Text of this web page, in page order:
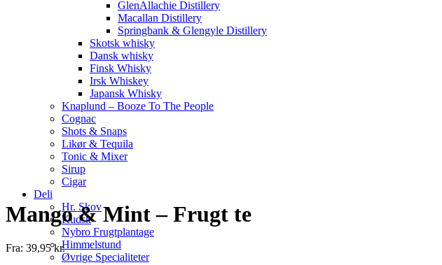
GlenAllachie Distillery
Macallan Distillery
Springbank & Glengyle Distillery
Skotsk whisky
Dansk whisky
Finsk Whisky
Irsk Whiskey
Japansk Whisky
Knaplund – Booze To The People
Cognac
Shots & Snaps
Likør & Tequila
Tonic & Mixer
Sirup
Cigar
Deli
Hr. Skov
Kudsk
Nybro Frugtplantage
Himmelstund
Øvrige Specialiteter
Mango & Mint – Frugt te
Fra: 39,95kr.